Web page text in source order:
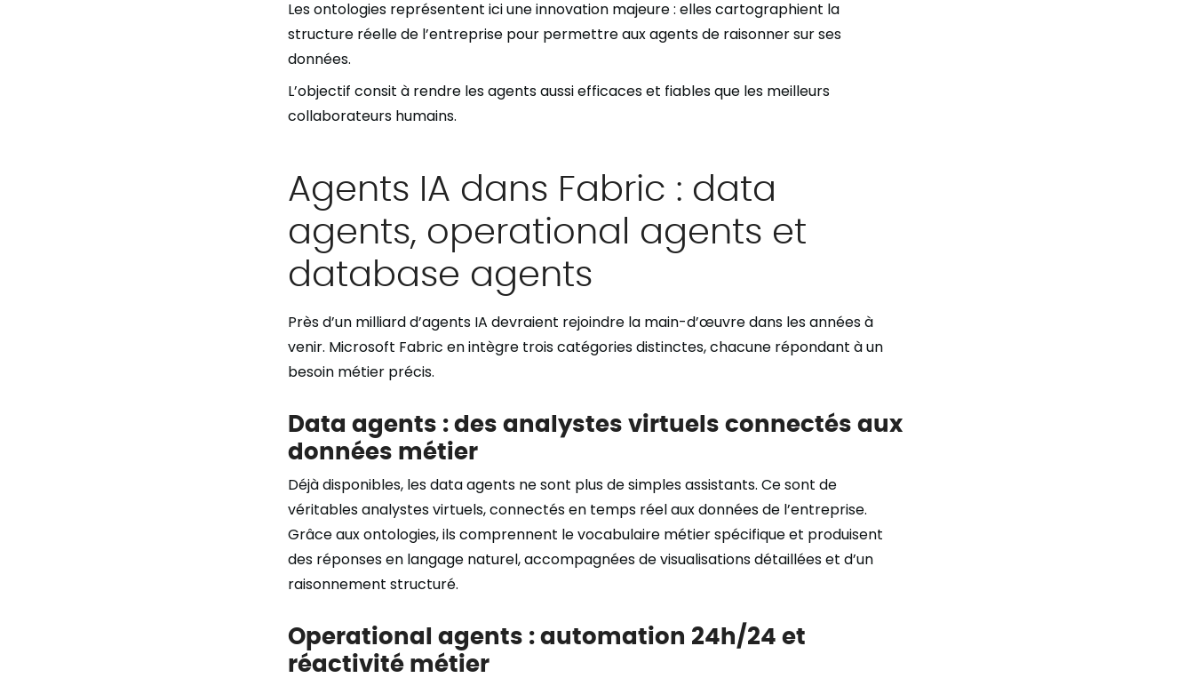
Les ontologies représentent ici une innovation majeure : elles cartographient la
structure réelle de l’entreprise pour permettre aux agents de raisonner sur ses
données.
L’objectif consit à rendre les agents aussi efficaces et fiables que les meilleurs
collaborateurs humains.
Agents IA dans Fabric : data
agents, operational agents et
database agents
Près d’un milliard d’agents IA devraient rejoindre la main-d’œuvre dans les années à
venir. Microsoft Fabric en intègre trois catégories distinctes, chacune répondant à un
besoin métier précis.
Data agents : des analystes virtuels connectés aux
données métier
Déjà disponibles, les data agents ne sont plus de simples assistants. Ce sont de
véritables analystes virtuels, connectés en temps réel aux données de l’entreprise.
Grâce aux ontologies, ils comprennent le vocabulaire métier spécifique et produisent
des réponses en langage naturel, accompagnées de visualisations détaillées et d’un
raisonnement structuré.
Operational agents : automation 24h/24 et
réactivité métier